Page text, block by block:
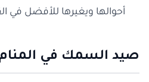
أحوالها ويغيرها للأفضل في
صيد السمك في